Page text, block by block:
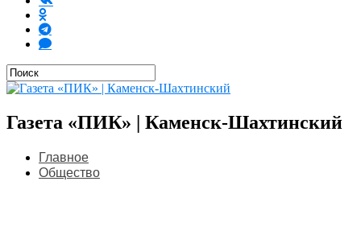
Газета «ПИК» | Каменск-Шахтинский
Главное
Общество